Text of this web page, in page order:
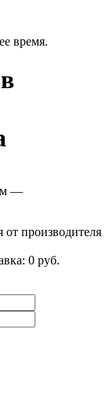
время.
в
—
от производителя
0 руб.